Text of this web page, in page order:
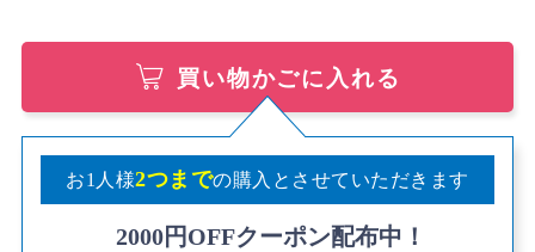
買い物かごに入れる
お1人様2つまでの購入とさせていただきます
2000円OFFクーポン配布中！